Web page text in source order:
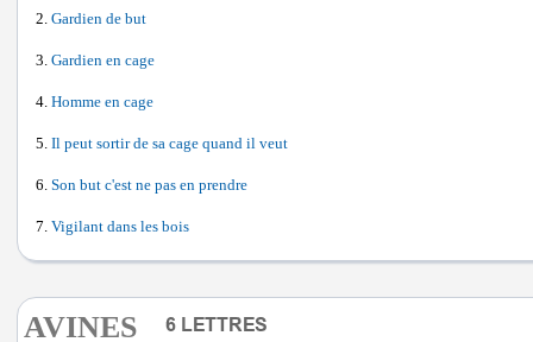
Gardien de but
Gardien en cage
Homme en cage
Il peut sortir de sa cage quand il veut
Son but c'est ne pas en prendre
Vigilant dans les bois
AVINES